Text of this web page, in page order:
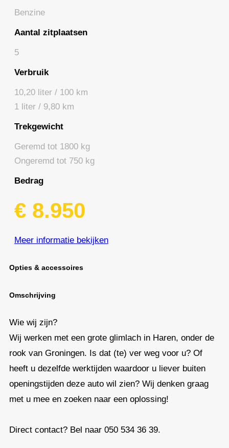
Benzine
Aantal zitplaatsen
5
Verbruik
10,20 liter / 100 km
1 liter / 9,80 km
Trekgewicht
Geremd tot 1800 kg
Ongeremd tot 750 kg
Bedrag
€ 8.950
Meer informatie bekijken
Opties & accessoires
Omschrijving
Wie wij zijn?
Wij werken met een grote glimlach in Haren, onder de
rook van Groningen. Is dat (te) ver weg voor u? Of
heeft u dezelfde werktijden waardoor u liever buiten
openingstijden deze auto wil zien? Wij denken graag
met u mee en zoeken naar een oplossing!
Direct contact? Bel naar 050 534 36 39.